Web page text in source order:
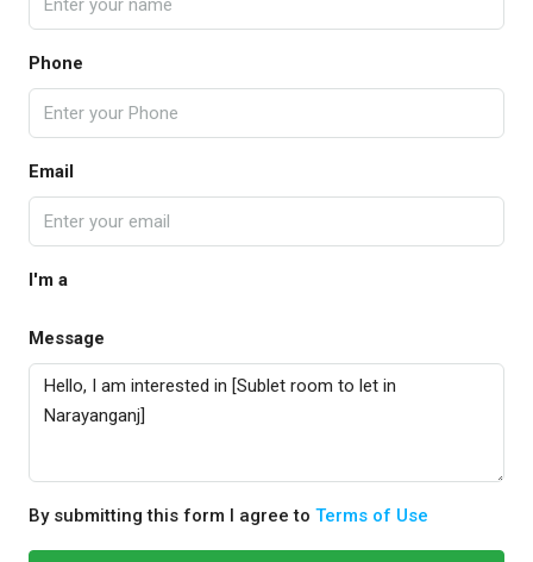
Phone
Email
I'm a
Message
By submitting this form I agree to Terms of Use